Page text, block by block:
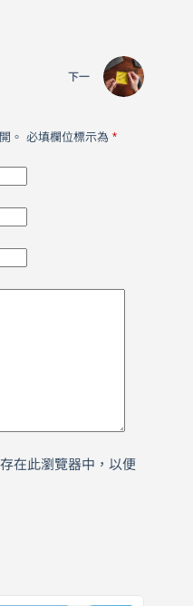
下一
。 必填欄位標示為 *
在此瀏覽器中，以便